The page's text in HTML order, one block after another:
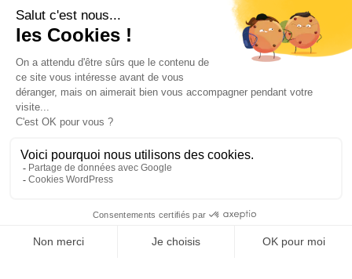
Nos bureaux
Toulouse
Paris
Bordeaux
© 2026 CA Ressources humaines : cabinet conseil RH à Toulouse, Paris,